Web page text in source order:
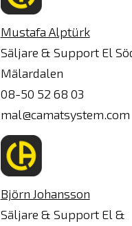
Mustafa Alptürk
Säljare & Support El
Mälardalen
08-50 52 68 03
mal@camatsystem.com
Björn Johansson
Säljare & Support El &